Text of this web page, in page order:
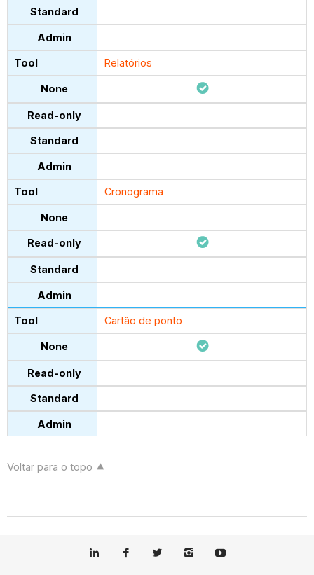
Relatórios
Cronograma
Cartão de ponto
Voltar para o topo